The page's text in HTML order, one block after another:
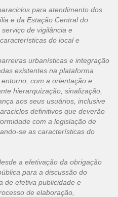
para atendimento dos
e da Estação Central do
de vigilância e
do local e
urbanísticas e integração
existentes na plataforma
com a orientação e
hierarquização, sinalização,
aos seus usuários, inclusive
definitivos que deverão
com a legislação de
se as características do
a efetivação da obrigação
para a discussão do
de efetiva publicidade e
de elaboração,